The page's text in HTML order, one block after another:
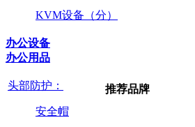
KVM设备（分）
办公设备
办公用品
头部防护：
安全帽
推荐品牌